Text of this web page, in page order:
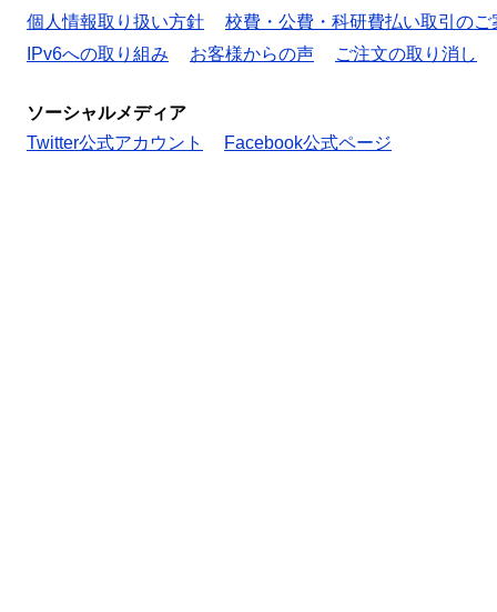
個人情報取り扱い方針
校費・公費・科研費払い取引のご
IPv6への取り組み
お客様からの声 ご注文の取り消し
ソーシャルメディア
Twitter公式アカウント
Facebook公式ページ